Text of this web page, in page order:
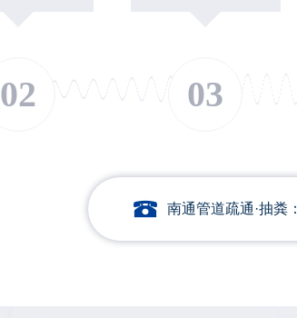
02 03
南通管道疏通·抽粪：